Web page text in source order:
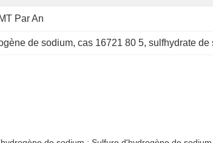
Par An
de sodium, cas 16721 80 5, sulfhydrate de